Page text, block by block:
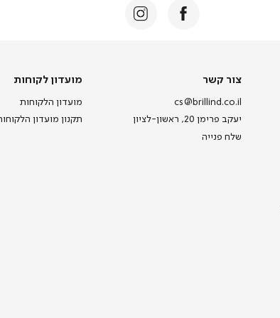
צור
צור קשר
cs@brillind.co.il
יעקב פרימן 20, ראשון-לציון
שלח פנייה
מועדון
מועדון לקוחות
מועדון הלקוחות
תקנון מועדון